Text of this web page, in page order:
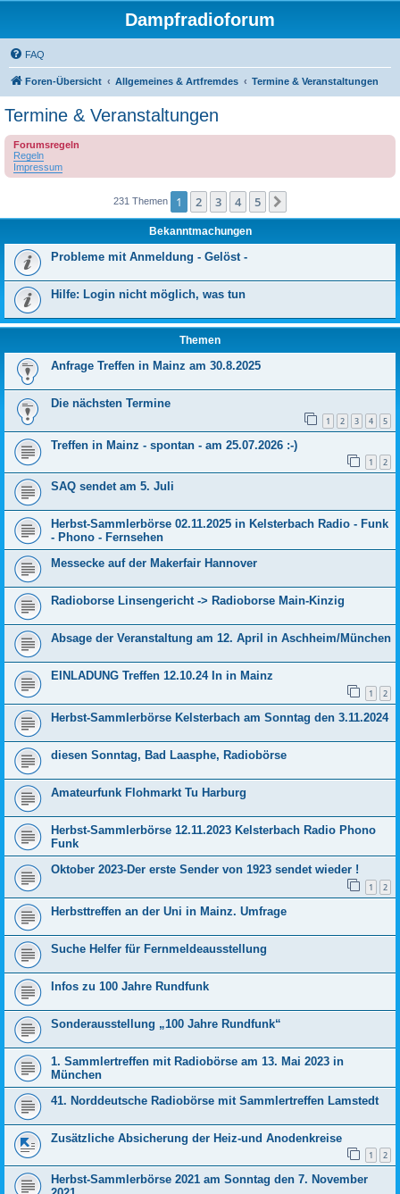
Dampfradioforum
FAQ
Foren-Übersicht Allgemeines & Artfremdes Termine & Veranstaltungen
Termine & Veranstaltungen
Forumsregeln
Regeln
Impressum
231 Themen 1 2 3 4 5
Bekanntmachungen
Probleme mit Anmeldung - Gelöst -
Hilfe: Login nicht möglich, was tun
Themen
Anfrage Treffen in Mainz am 30.8.2025
Die nächsten Termine
1 2 3 4 5
Treffen in Mainz - spontan - am 25.07.2026 :-)
1 2
SAQ sendet am 5. Juli
Herbst-Sammlerbörse 02.11.2025 in Kelsterbach Radio - Funk
- Phono - Fernsehen
Messecke auf der Makerfair Hannover
Radioborse Linsengericht -> Radioborse Main-Kinzig
Absage der Veranstaltung am 12. April in Aschheim/München
EINLADUNG Treffen 12.10.24 In in Mainz
1 2
Herbst-Sammlerbörse Kelsterbach am Sonntag den 3.11.2024
diesen Sonntag, Bad Laasphe, Radiobörse
Amateurfunk Flohmarkt Tu Harburg
Herbst-Sammlerbörse 12.11.2023 Kelsterbach Radio Phono
Funk
Oktober 2023-Der erste Sender von 1923 sendet wieder !
1 2
Herbsttreffen an der Uni in Mainz. Umfrage
Suche Helfer für Fernmeldeausstellung
Infos zu 100 Jahre Rundfunk
Sonderausstellung „100 Jahre Rundfunk“
1. Sammlertreffen mit Radiobörse am 13. Mai 2023 in
München
41. Norddeutsche Radiobörse mit Sammlertreffen Lamstedt
Zusätzliche Absicherung der Heiz-und Anodenkreise
1 2
Herbst-Sammlerbörse 2021 am Sonntag den 7. November